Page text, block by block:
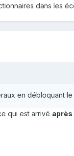
dans les
en débloquant
qui est arrivé après